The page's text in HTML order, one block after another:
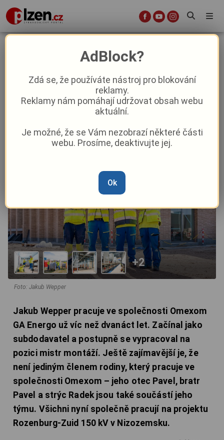
Jakub Wepper: V práci jsme
kolegové, doma jsme rodina
8. 12. 2025|15:46
+2
Foto: Jakub Wepper
Jakub Wepper pracuje ve společnosti Omexom
GA Energo už víc než dvanáct let. Začínal jako
subdodavatel a postupně se vypracoval na
pozici mistr montáží. Ještě zajímavější je, že
není jediným členem rodiny, který pracuje ve
společnosti Omexom – jeho otec Pavel, bratr
Pavel a strýc Radek jsou také součástí jeho
týmu. Všichni nyní společně pracují na projektu
Rozenburg-Zuid 150 kV v Nizozemsku.
AdBlock?
Zdá se, že používáte nástroj pro blokování
reklamy.
Reklamy nám pomáhají udržovat obsah webu
aktuální.
Je možné, že se Vám nezobrazí některé části
webu. Prosíme, deaktivujte jej.
Ok